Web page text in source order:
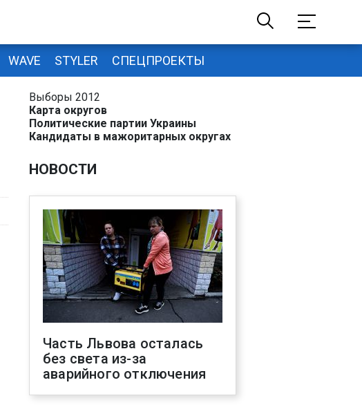
WAVE STYLER СПЕЦПРОЕКТЫ
Выборы 2012
Карта округов
Политические партии Украины
Кандидаты в мажоритарных округах
НОВОСТИ
Часть Львова осталась
без света из-за
аварийного отключения